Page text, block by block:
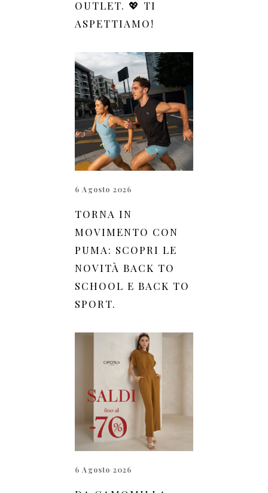
OUTLET. 💖 TI
ASPETTIAMO!
6 Agosto 2026
TORNA IN
MOVIMENTO CON
PUMA: SCOPRI LE
NOVITÀ BACK TO
SCHOOL E BACK TO
SPORT.
6 Agosto 2026